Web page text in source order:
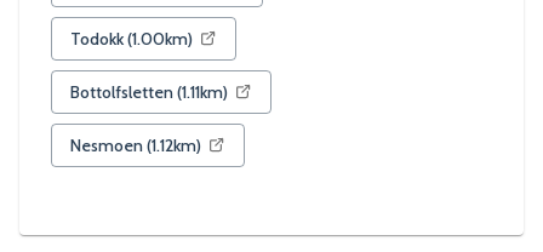
Todokk(1.00km)
Bottolfsletten(1.11km)
Nesmoen(1.12km)